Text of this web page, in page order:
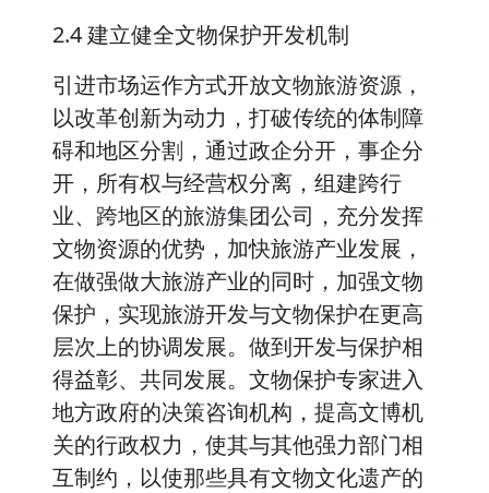
2.4 建立健全文物保护开发机制
引进市场运作方式开放文物旅游资源，
以改革创新为动力，打破传统的体制障
碍和地区分割，通过政企分开，事企分
开，所有权与经营权分离，组建跨行
业、跨地区的旅游集团公司，充分发挥
文物资源的优势，加快旅游产业发展，
在做强做大旅游产业的同时，加强文物
保护，实现旅游开发与文物保护在更高
层次上的协调发展。做到开发与保护相
得益彰、共同发展。文物保护专家进入
地方政府的决策咨询机构，提高文博机
关的行政权力，使其与其他强力部门相
互制约，以使那些具有文物文化遗产的